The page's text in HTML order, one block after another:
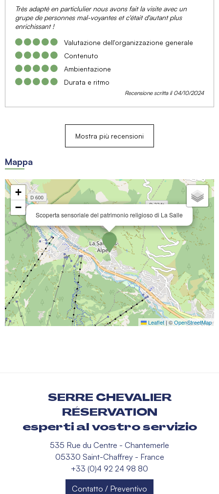
Très adapté en particlulier nous avons fait la visite avec un
grupe de personnes mal-voyantes et c'était d'autant plus
enrichissant !
Valutazione dell'organizzazione generale
Contenuto
Ambientazione
Durata e ritmo
Recensione scritta il 04/10/2024
Mostra più recensioni
Mappa
Scoperta sensoriale del patrimonio religioso di La Salle
+
−
Leaflet|©OpenStreetMap
SERRE CHEVALIER
RÉSERVATION
esperti al vostro servizio
535 Rue du Centre - Chantemerle
05330 Saint-Chaffrey - France
+33 (0)4 92 24 98 80
Contatto / Preventivo